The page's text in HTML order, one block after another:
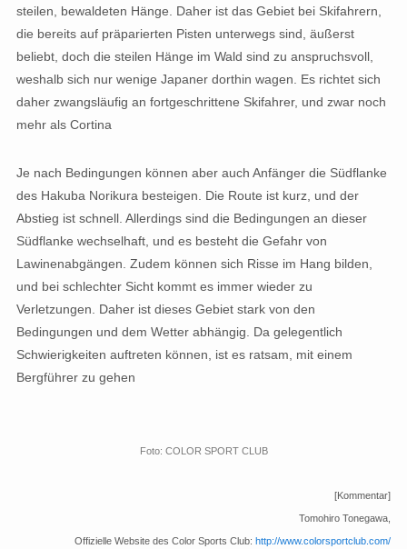
steilen, bewaldeten Hänge. Daher ist das Gebiet bei Skifahrern,
die bereits auf präparierten Pisten unterwegs sind, äußerst
beliebt, doch die steilen Hänge im Wald sind zu anspruchsvoll,
weshalb sich nur wenige Japaner dorthin wagen. Es richtet sich
daher zwangsläufig an fortgeschrittene Skifahrer, und zwar noch
mehr als Cortina
Je nach Bedingungen können aber auch Anfänger die Südflanke
des Hakuba Norikura besteigen. Die Route ist kurz, und der
Abstieg ist schnell. Allerdings sind die Bedingungen an dieser
Südflanke wechselhaft, und es besteht die Gefahr von
Lawinenabgängen. Zudem können sich Risse im Hang bilden,
und bei schlechter Sicht kommt es immer wieder zu
Verletzungen. Daher ist dieses Gebiet stark von den
Bedingungen und dem Wetter abhängig. Da gelegentlich
Schwierigkeiten auftreten können, ist es ratsam, mit einem
Bergführer zu gehen
Foto: COLOR SPORT CLUB
[Kommentar]
Tomohiro Tonegawa,
Offizielle Website des Color Sports Club: http://www.colorsportclub.com/